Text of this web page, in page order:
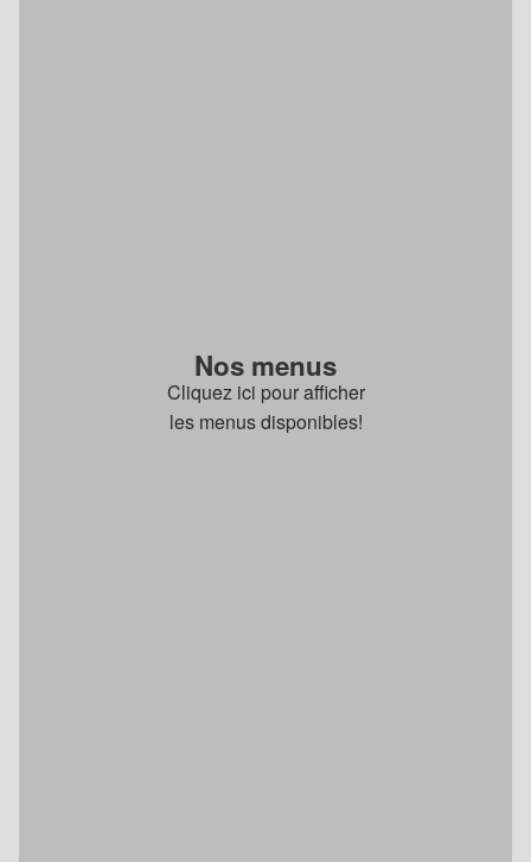
Nos menus
Cliquez ici pour afficher
les menus disponibles!